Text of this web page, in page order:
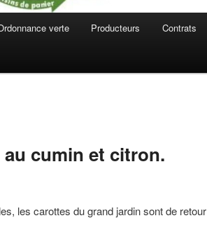
verte Producteurs Contrats
cumin et citron.
les carottes du grand jardin sont de